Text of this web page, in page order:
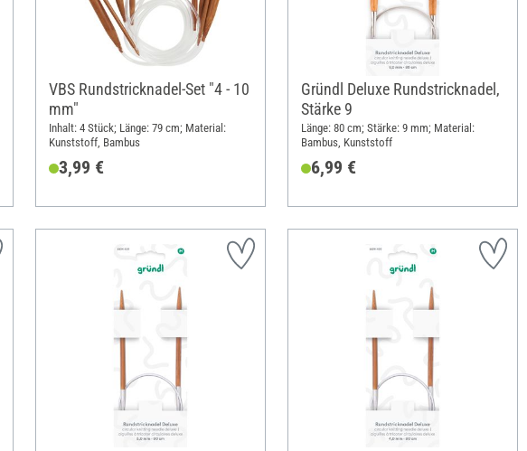
VBS Rundstricknadel-Set "4 - 10
mm"
Inhalt: 4 Stück; Länge: 79 cm; Material:
Kunststoff, Bambus
3,99 €
Gründl Deluxe Rundstricknadel,
Stärke 9
Länge: 80 cm; Stärke: 9 mm; Material:
Bambus, Kunststoff
6,99 €